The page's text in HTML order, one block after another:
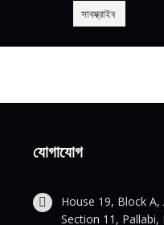
যোগাযোগ
House 19, Block A,
Section 11, Pallabi,